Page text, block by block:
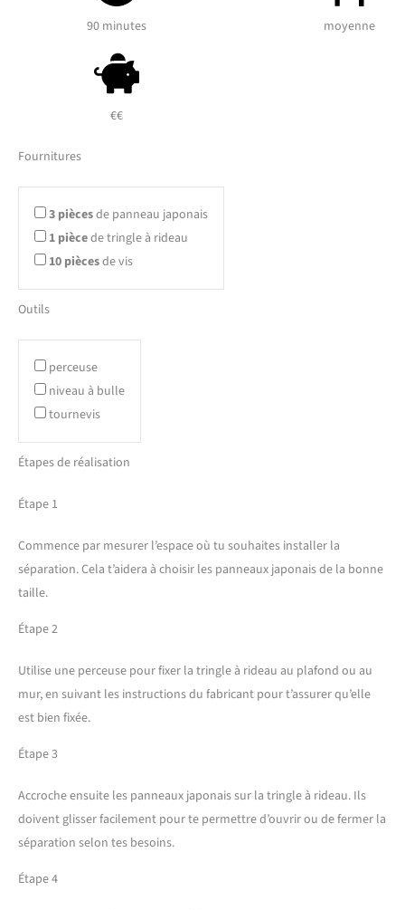
90 minutes moyenne
€€
Fournitures
3 piècesde panneau japonais
1 piècede tringle à rideau
10 piècesde vis
Outils
perceuse
niveau à bulle
tournevis
Étapes de réalisation
Étape 1
Commence par mesurer l’espace où tu souhaites installer la
séparation. Cela t’aidera à choisir les panneaux japonais de la bonne
taille.
Étape 2
Utilise une perceuse pour fixer la tringle à rideau au plafond ou au
mur, en suivant les instructions du fabricant pour t’assurer qu’elle
est bien fixée.
Étape 3
Accroche ensuite les panneaux japonais sur la tringle à rideau. Ils
doivent glisser facilement pour te permettre d’ouvrir ou de fermer la
séparation selon tes besoins.
Étape 4